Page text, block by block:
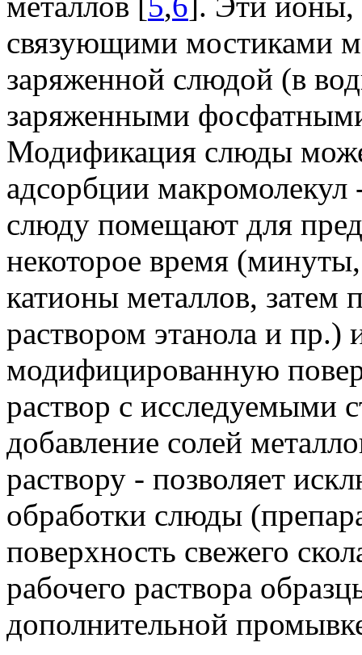
связующими мостиками
заряженной слюдой (в
заряженными
Модификация слюды
адсорбции макромолекул
слюду помещают для
некоторое время
катионы металлов,
раствором этанола и
модифицированную
раствор с исследуемыми
добавление солей
раствору - позволяет
обработки слюды
поверхность свежего
рабочего раствора
дополнительной